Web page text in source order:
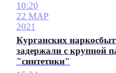
10:20
22 МАР
2021
Курганских
задержали с крупной
"синтетики"